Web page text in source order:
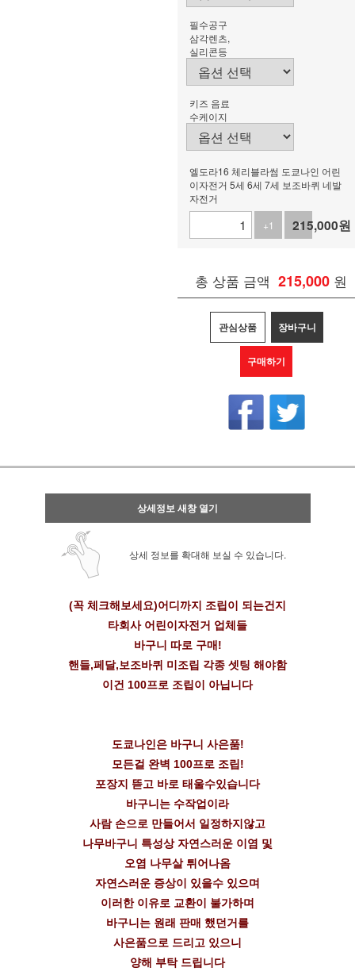
필수공구
삼각렌츠,
실리콘등
키즈 음료
수케이지
엘도라16 체리블라썸 도쿄나인 어린
이자전거 5세 6세 7세 보조바퀴 네발
자전거
+1
-1
215,000원
총 상품 금액 215,000 원
관심상품 장바구니
구매하기
상세정보 새창 열기
상세 정보를 확대해 보실 수 있습니다.
(꼭 체크해보세요)어디까지 조립이 되는건지
타회사 어린이자전거 업체들
바구니 따로 구매!
핸들,페달,보조바퀴 미조립 각종 셋팅 해야함
이건 100프로 조립이 아닙니다
도쿄나인은 바구니 사은품!
모든걸 완벽 100프로 조립!
포장지 뜯고 바로 태울수있습니다
바구니는 수작업이라
사람 손으로 만들어서 일정하지않고
나무바구니 특성상 자연스러운 이염 및
오염 나무살 튀어나옴
자연스러운 증상이 있을수 있으며
이러한 이유로 교환이 불가하며
바구니는 원래 판매 했던거를
사은품으로 드리고 있으니
양해 부탁 드립니다